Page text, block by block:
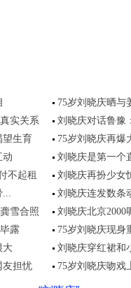
75岁刘晓庆晒与
实关系
刘晓庆对话鲁豫
望生育
75岁刘晓庆再爆
动
刘晓庆是第一个
不起租
刘晓庆再扮少女
...
刘晓庆连发数条
雪合照
刘晓庆北京2000
露
75岁刘晓庆现身
大
刘晓庆穿红裙和
友担忧
75岁刘晓庆吻戏